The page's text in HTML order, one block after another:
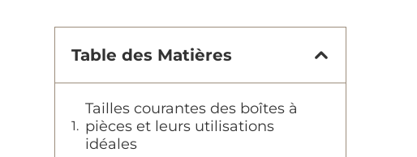
Table des Matières
Tailles courantes des boîtes à
pièces et leurs utilisations
idéales